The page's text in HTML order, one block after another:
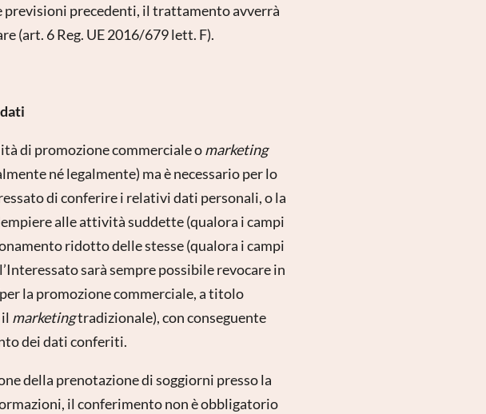
previsioni precedenti, il trattamento avverrà
(art. 6 Reg. UE 2016/679 lett. F).
di promozione commerciale omarketing
né legalmente) ma è necessario per lo
di conferire i relativi dati personali, o la
alle attività suddette (qualora i campi
ridotto delle stesse (qualora i campi
sarà sempre possibile revocare in
la promozione commerciale, a titolo
marketingtradizionale), con conseguente
dei dati conferiti.
della prenotazione di soggiorni presso la
il conferimento non è obbligatorio